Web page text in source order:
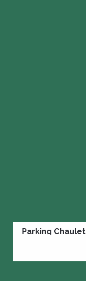
Parking Chaulet